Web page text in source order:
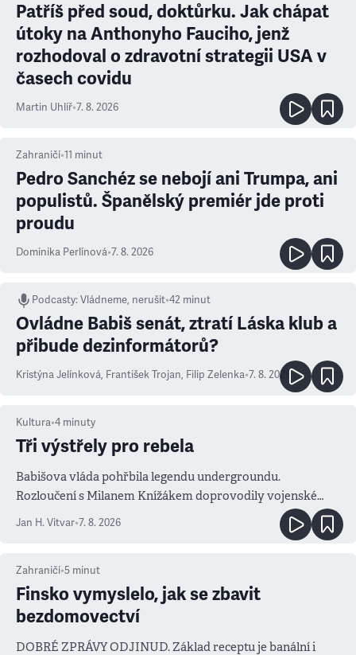
Patříš před soud, doktůrku. Jak chápat
útoky na Anthonyho Fauciho, jenž
rozhodoval o zdravotní strategii USA v
časech covidu
Martin Uhlíř•7. 8. 2026
Zahraničí•11 minut
Pedro Sanchéz se nebojí ani Trumpa, ani
populistů. Španělský premiér jde proti
proudu
Dominika Perlínová•7. 8. 2026
Podcasty:Vládneme, nerušit•42 minut
Ovládne Babiš senát, ztratí Láska klub a
přibude dezinformátorů?
Kristýna Jelínková, František Trojan, Filip Zelenka•7. 8. 2026
Kultura•4 minuty
Tři výstřely pro rebela
Babišova vláda pohřbila legendu undergroundu.
Rozloučení s Milanem Knížákem doprovodily vojenské
salvy i kritika pokrokářů
Jan H. Vitvar•7. 8. 2026
Zahraničí•5 minut
Finsko vymyslelo, jak se zbavit
bezdomovectví
DOBRÉ ZPRÁVY ODJINUD. Základ receptu je banální i